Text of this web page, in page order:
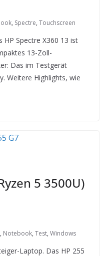
, Spectre, Touchscreen
HP Spectre X360 13 ist
13-Zoll-
Das im Testgerät
Weitere Highlights, wie
5 3500U)
, Notebook, Test, Windows
Laptop. Das HP 255